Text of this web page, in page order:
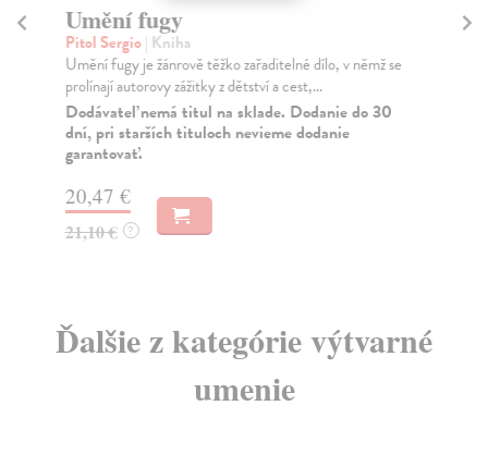
Umění fugy
Pitol Sergio| Kniha
Umění fugy je žánrově těžko zařaditelné dílo, v němž se
prolínají autorovy zážitky z dětství a cest,...
Dodávateľ nemá titul na sklade. Dodanie do 30
dní, pri starších tituloch nevieme dodanie
garantovať.
20,47 €
21,10 € ?
Ďalšie z kategórie výtvarné
umenie